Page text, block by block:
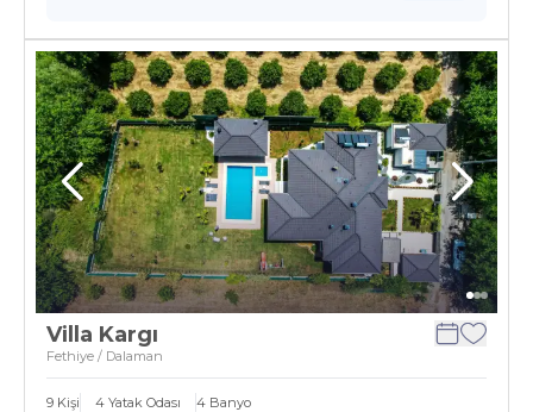
Villa Kargı
Fethiye / Dalaman
9 Kişi 4 Yatak Odası 4 Banyo